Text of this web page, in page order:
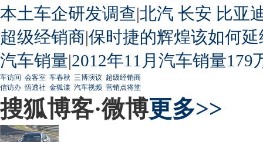
本土车企研发调查|北汽 长安 比亚
超级经销商|保时捷的辉煌该如何延
汽车销量|2012年11月汽车销量179
车访间 会客室 车春秋 三博演议 超级经销商
信访办 悟透社 金狐谍 汽车视频 营销点将堂
搜狐博客·微博更多>>